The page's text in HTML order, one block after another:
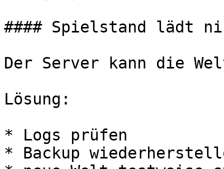
#### Spielstand lädt
Der Server kann die
Lösung:
* Logs prüfen
* Backup